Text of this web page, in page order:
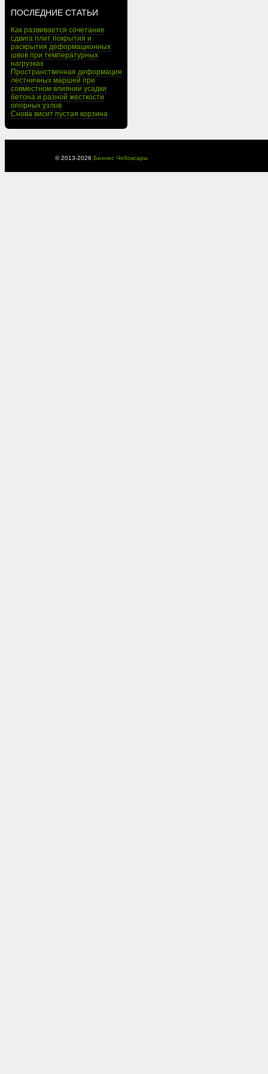
ПОСЛЕДНИЕ СТАТЬИ
Как развивается сочетание
сдвига плит покрытия и
раскрытия деформационных
швов при температурных
нагрузках
Пространственная деформация
лестничных маршей при
совместном влиянии усадки
бетона и разной жесткости
опорных узлов
Снова висит пустая корзина
© 2013-2026 Бизнес Чебоксары